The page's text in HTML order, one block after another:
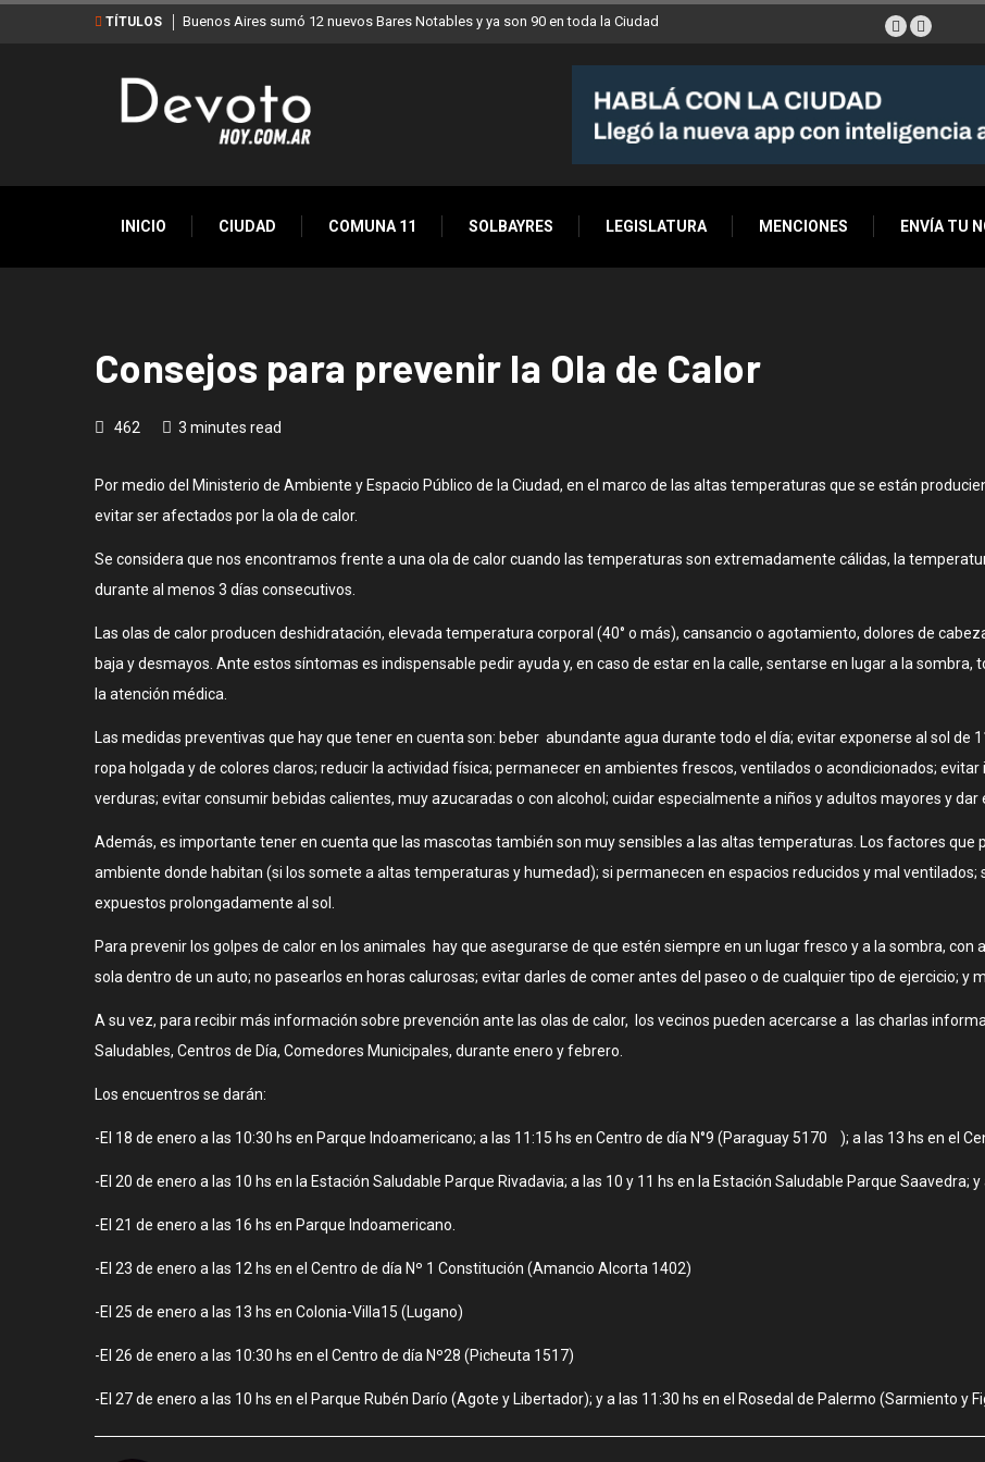
TÍTULOS Buenos Aires sumó 12 nuevos Bares Notables y ya son 90 en toda la Ciudad
INICIO CIUDAD COMUNA 11 SOLBAYRES LEGISLATURA MENCIONES ENVÍA TU
Consejos para prevenir la Ola de Calor
462 3 minutes read
Por medio del Ministerio de Ambiente y Espacio Público de la Ciudad, en el marco de las altas temperaturas que se están
evitar ser afectados por la ola de calor.
Se considera que nos encontramos frente a una ola de calor cuando las temperaturas son extremadamente cálidas, la
durante al menos 3 días consecutivos.
Las olas de calor producen deshidratación, elevada temperatura corporal (40° o más), cansancio o agotamiento, dolores de
baja y desmayos. Ante estos síntomas es indispensable pedir ayuda y, en caso de estar en la calle, sentarse en lugar a la
la atención médica.
Las medidas preventivas que hay que tener en cuenta son: beber abundante agua durante todo el día; evitar exponerse al sol de
ropa holgada y de colores claros; reducir la actividad física; permanecer en ambientes frescos, ventilados o acondicionados;
verduras; evitar consumir bebidas calientes, muy azucaradas o con alcohol; cuidar especialmente a niños y adultos mayores y
Además, es importante tener en cuenta que las mascotas también son muy sensibles a las altas temperaturas. Los factores que
ambiente donde habitan (si los somete a altas temperaturas y humedad); si permanecen en espacios reducidos y mal
expuestos prolongadamente al sol.
Para prevenir los golpes de calor en los animales hay que asegurarse de que estén siempre en un lugar fresco y a la sombra,
sola dentro de un auto; no pasearlos en horas calurosas; evitar darles de comer antes del paseo o de cualquier tipo de ejercicio; y
A su vez, para recibir más información sobre prevención ante las olas de calor, los vecinos pueden acercarse a las charlas
Saludables, Centros de Día, Comedores Municipales, durante enero y febrero.
Los encuentros se darán:
-El 18 de enero a las 10:30 hs en Parque Indoamericano; a las 11:15 hs en Centro de día N°9 (Paraguay 5170 ); a las 13 hs en el
-El 20 de enero a las 10 hs en la Estación Saludable Parque Rivadavia; a las 10 y 11 hs en la Estación Saludable Parque Saavedra;
-El 21 de enero a las 16 hs en Parque Indoamericano.
-El 23 de enero a las 12 hs en el Centro de día Nº 1 Constitución (Amancio Alcorta 1402)
-El 25 de enero a las 13 hs en Colonia-Villa15 (Lugano)
-El 26 de enero a las 10:30 hs en el Centro de día Nº28 (Picheuta 1517)
-El 27 de enero a las 10 hs en el Parque Rubén Darío (Agote y Libertador); y a las 11:30 hs en el Rosedal de Palermo (Sarmiento y